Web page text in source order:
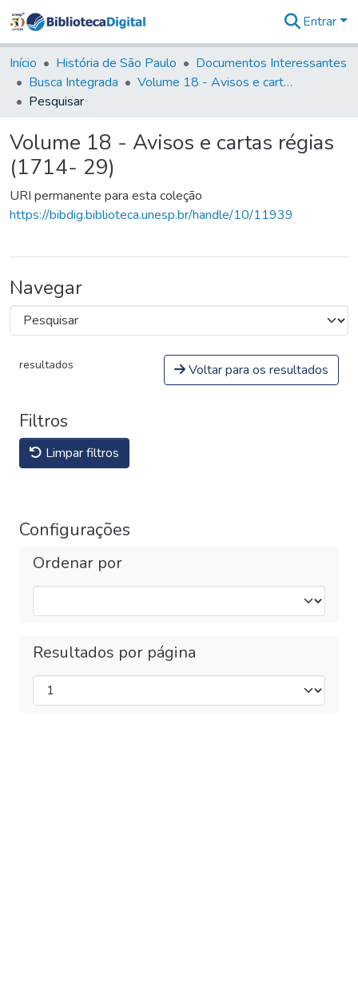
&
Coleções
Tudo na
Estatísticas
Entrar
Início História de São Paulo
Documentos Interessantes
Busca Integrada
Volume 18 - Avisos e cartas régias (1714- 29)
Pesquisar
Volume 18 - Avisos e cartas régias
(1714- 29)
URI permanente para esta coleção
https://bibdig.biblioteca.unesp.br/handle/10/11939
Navegar
resultados Voltar para os resultados
Filtros
Limpar filtros
Configurações
Ordenar por
Resultados por página